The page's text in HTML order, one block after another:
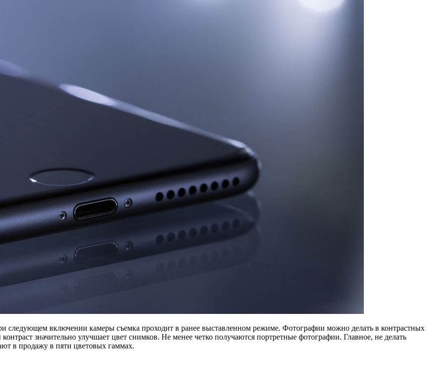
следующем включении камеры съемка проходит в ранее выставленном режиме. Фотографии можно делать в контрастных
значительно улучшает цвет снимков. Не менее четко получаются портретные фотографии. Главное, не делать
в продажу в пяти цветовых гаммах.